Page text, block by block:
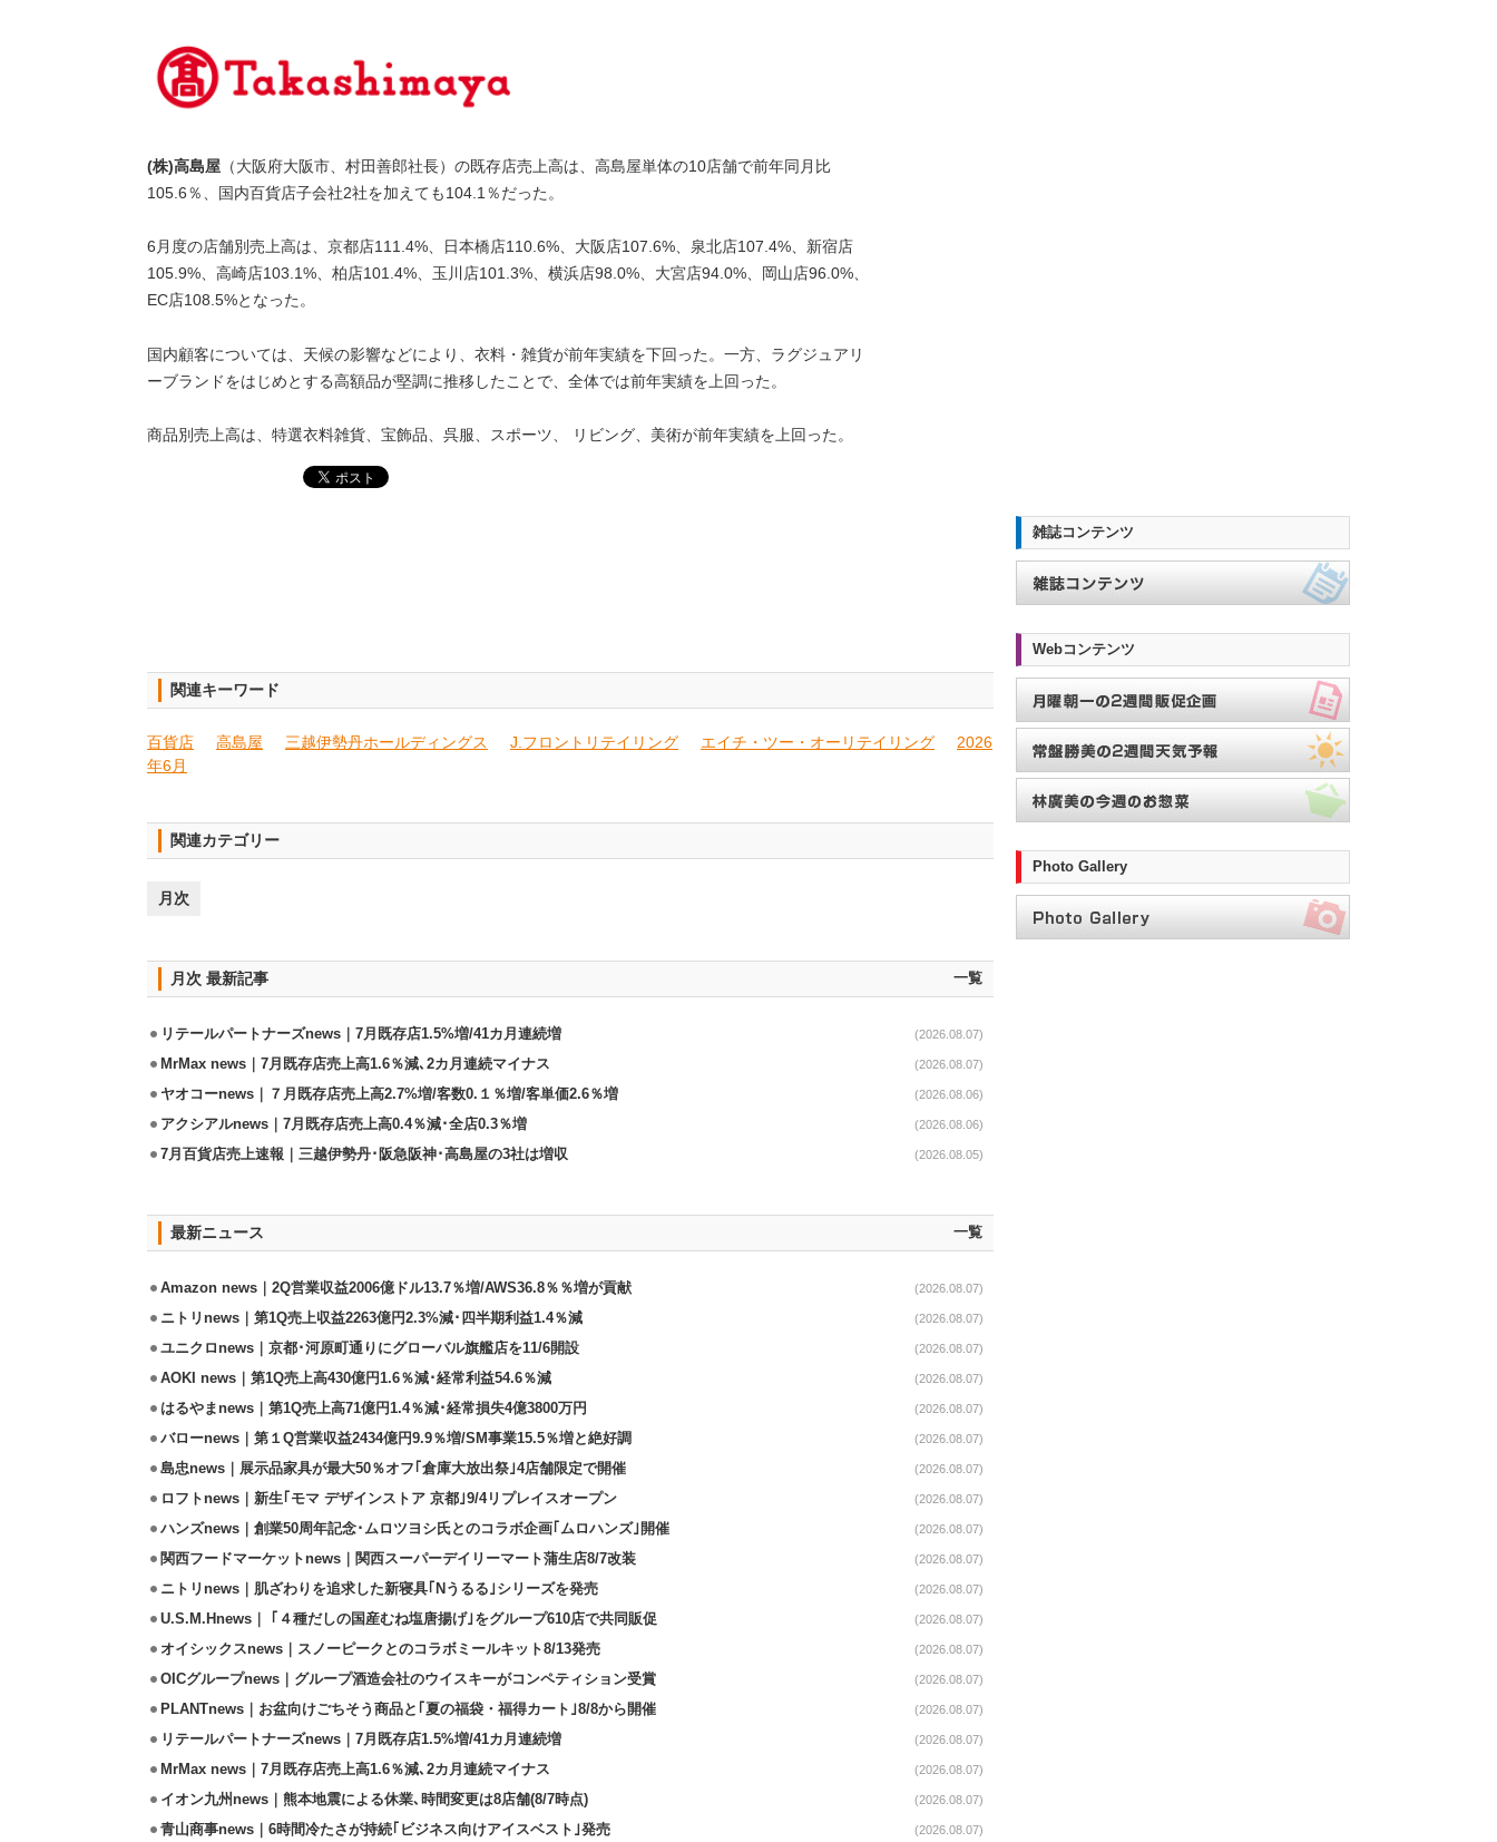
(株)高島屋 （大阪府大阪市、村田善郎社長）の既存店売上高は、高島屋単体の10店舗で前年同月比
105.6％、国内百貨店子会社2社を加えても104.1％だった。
6月度の店舗別売上高は、京都店111.4%、日本橋店110.6%、大阪店107.6%、泉北店107.4%、新宿店
105.9%、高崎店103.1%、柏店101.4%、玉川店101.3%、横浜店98.0%、大宮店94.0%、岡山店96.0%、
EC店108.5%となった。
国内顧客については、天候の影響などにより、衣料・雑貨が前年実績を下回った。一方、ラグジュアリ
ーブランドをはじめとする高額品が堅調に推移したことで、全体では前年実績を上回った。
商品別売上高は、特選衣料雑貨、宝飾品、呉服、スポーツ、 リビング、美術が前年実績を上回った。
関連キーワード
百貨店 高島屋 三越伊勢丹ホールディングス J.フロントリテイリング エイチ・ツー・オーリテイリング
2026
年6月
関連カテゴリー
月次
月次 最新記事 一覧
リテールパートナーズnews｜7月既存店1.5%増/41カ月連続増 (2026.08.07)
MrMax news｜7月既存店売上高1.6％減､2カ月連続マイナス (2026.08.07)
ヤオコーnews｜７月既存店売上高2.7%増/客数0.１％増/客単価2.6％増 (2026.08.06)
アクシアルnews｜7月既存店売上高0.4％減･全店0.3％増 (2026.08.06)
7月百貨店売上速報｜三越伊勢丹･阪急阪神･高島屋の3社は増収 (2026.08.05)
最新ニュース 一覧
Amazon news｜2Q営業収益2006億ドル13.7％増/AWS36.8％％増が貢献 (2026.08.07)
ニトリnews｜第1Q売上収益2263億円2.3%減･四半期利益1.4％減 (2026.08.07)
ユニクロnews｜京都･河原町通りにグローバル旗艦店を11/6開設 (2026.08.07)
AOKI news｜第1Q売上高430億円1.6％減･経常利益54.6％減 (2026.08.07)
はるやまnews｜第1Q売上高71億円1.4％減･経常損失4億3800万円 (2026.08.07)
バローnews｜第１Q営業収益2434億円9.9％増/SM事業15.5％増と絶好調 (2026.08.07)
島忠news｜展示品家具が最大50％オフ｢倉庫大放出祭｣4店舗限定で開催 (2026.08.07)
ロフトnews｜新生｢モマ デザインストア 京都｣9/4リプレイスオープン (2026.08.07)
ハンズnews｜創業50周年記念･ムロツヨシ氏とのコラボ企画｢ムロハンズ｣開催 (2026.08.07)
関西フードマーケットnews｜関西スーパーデイリーマート蒲生店8/7改装 (2026.08.07)
ニトリnews｜肌ざわりを追求した新寝具｢Nうるる｣シリーズを発売 (2026.08.07)
U.S.M.Hnews｜ ｢４種だしの国産むね塩唐揚げ｣をグループ610店で共同販促 (2026.08.07)
オイシックスnews｜スノーピークとのコラボミールキット8/13発売 (2026.08.07)
OICグループnews｜グループ酒造会社のウイスキーがコンペティション受賞 (2026.08.07)
PLANTnews｜お盆向けごちそう商品と｢夏の福袋・福得カート｣8/8から開催 (2026.08.07)
リテールパートナーズnews｜7月既存店1.5%増/41カ月連続増 (2026.08.07)
MrMax news｜7月既存店売上高1.6％減､2カ月連続マイナス (2026.08.07)
イオン九州news｜熊本地震による休業､時間変更は8店舗(8/7時点) (2026.08.07)
青山商事news｜6時間冷たさが持続｢ビジネス向けアイスベスト｣発売 (2026.08.07)
雑誌コンテンツ
Webコンテンツ
Photo Gallery